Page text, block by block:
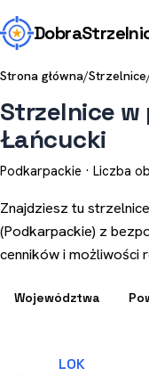
Dobra
Strona główna/Strzelnice
Strzelnice w
Łańcucki
Podkarpackie · Liczba
Znajdziesz tu
(Podkarpackie) z
cenników i możliwości
Województwa
LOK